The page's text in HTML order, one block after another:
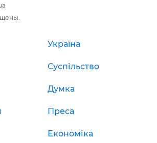
Україна
Суспільство
Думка
Преса
Економіка